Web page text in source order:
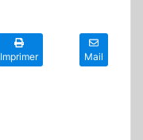
Imprimer Mail